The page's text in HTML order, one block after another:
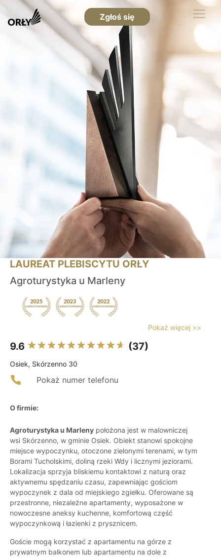
Zgłoś się
LAUREAT PLEBISCYTU ORŁY
Agroturystyka u Marleny
Pokaż więcej >>
9.6 (37)
Osiek, Skórzenno 30
Pokaż numer telefonu
O firmie:
Agroturystyka u Marleny położona jest w malowniczej
wsi Skórzenno, w gminie Osiek. Obiekt stanowi spokojne
miejsce wypoczynku, otoczone zielonymi terenami, w tym
Borami Tucholskimi, doliną rzeki Wdy i licznymi jeziorami.
Lokalizacja sprzyja bliskiemu kontaktowi z naturą oraz
aktywnemu spędzaniu czasu, zapewniając gościom
wypoczynek z dala od miejskiego zgiełku. Oferowane są
przestronne, niezależne apartamenty, wyposażone w
nowoczesne aneksy kuchenne, komfortową część
wypoczynkową i łazienki z prysznicem.
Goście mogą korzystać z apartamentu na górze z
prywatnym balkonem lub apartamentu na dole z